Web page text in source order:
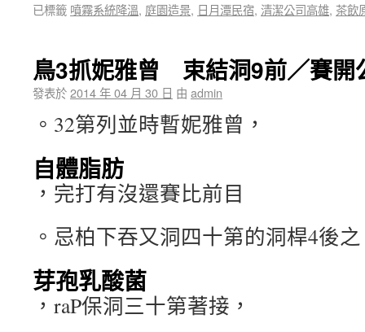
已標籤 噴霧系統降溫, 庭園造景, 日月潭民宿, 清潔公司高雄, 茶飲
鳥3抓妮雅曾 束結洞9前／賽開
發表於2014 年 04 月 30 日 由 admin
。32第列並時暫妮雅曾，
自體脂肪
，完打有沒還賽比前目
。忌柏下吞又洞四十第的洞桿4後
芽孢乳酸菌
，raP保洞三十第著接，